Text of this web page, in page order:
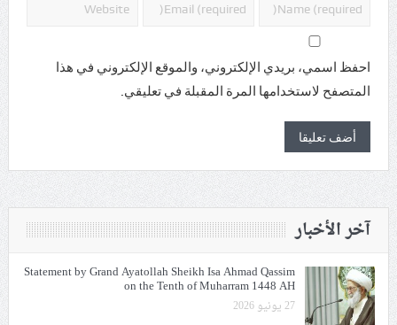
احفظ اسمي، بريدي الإلكتروني، والموقع الإلكتروني في هذا
المتصفح لاستخدامها المرة المقبلة في تعليقي.
آخر الأخبار
Statement by Grand Ayatollah Sheikh Isa Ahmad Qassim
on the Tenth of Muharram 1448 AH
27 يونيو 2026